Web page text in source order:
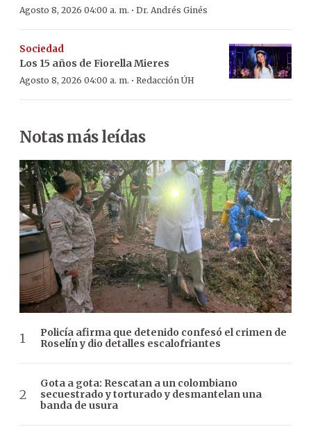
Agosto 8, 2026 04:00 a. m. · Dr. Andrés Ginés
Sociedad
Los 15 años de Fiorella Mieres
Agosto 8, 2026 04:00 a. m. · Redacción ÚH
Notas más leídas
Policía afirma que detenido confesó el crimen de
Roselín y dio detalles escalofriantes
Gota a gota: Rescatan a un colombiano
secuestrado y torturado y desmantelan una
banda de usura